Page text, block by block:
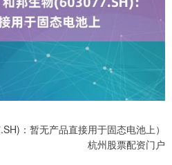
：暂无产品直接用于固态电池上）
杭州股票配资门户